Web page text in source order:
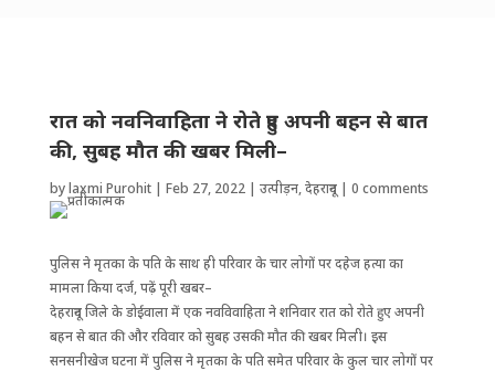
रात को नवनिवाहिता ने रोते हुए अपनी बहन से बात
की, सुबह मौत की खबर मिली–
bylaxmi Purohit| Feb 27, 2022| उत्पीड़न,देहरादून| 0 comments
पुलिस ने मृतका के पति के साथ ही परिवार के चार लोगों पर दहेज हत्या का
मामला किया दर्ज, पढ़ें पूरी खबर–
देहरादून जिले के डोईवाला में एक नवविवाहिता ने शनिवार रात को रोते हुए अपनी
बहन से बात की और रविवार को सुबह उसकी मौत की खबर मिली। इस
सनसनीखेज घटना में पुलिस ने मृतका के पति समेत परिवार के कुल चार लोगों पर